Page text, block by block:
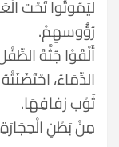
لِيَمُوتُوا تَحْتَ
رُؤُوسِهِمْ.
أَلْقَوْا جُثَّةَ
الدِّمَاءُ،
ثَوْبَ زِفَافِهَا.
مِنْ بَطْنِ